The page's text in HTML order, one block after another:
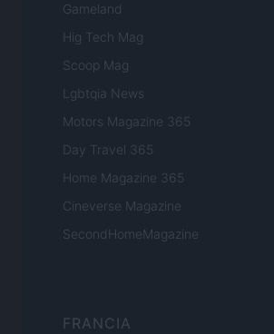
Gameland
Hig Tech Mag
Scoop Mag
Lgbtqia News
Motors Magazine 365
Day Travel 365
Home Magazine 365
Cineverse Magazine
SecondHomeMagazine
FRANCIA